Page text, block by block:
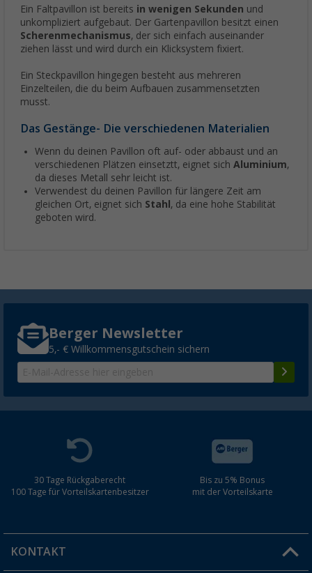
Ein Faltpavillon ist bereits in wenigen Sekunden und
unkompliziert aufgebaut. Der Gartenpavillon besitzt einen
Scherenmechanismus, der sich einfach auseinander
ziehen lässt und wird durch ein Klicksystem fixiert.
Ein Steckpavillon hingegen besteht aus mehreren
Einzelteilen, die du beim Aufbauen zusammensetzten
musst.
Das Gestänge- Die verschiedenen Materialien
Wenn du deinen Pavillon oft auf- oder abbaust und an
verschiedenen Plätzen einsetztt, eignet sich Aluminium,
da dieses Metall sehr leicht ist.
Verwendest du deinen Pavillon für längere Zeit am
gleichen Ort, eignet sich Stahl , da eine hohe Stabilität
geboten wird.
Berger Newsletter
5,- € Willkommensgutschein sichern
30 Tage Rückgaberecht
100 Tage für Vorteilskartenbesitzer
Bis zu 5% Bonus
mit der Vorteilskarte
KONTAKT